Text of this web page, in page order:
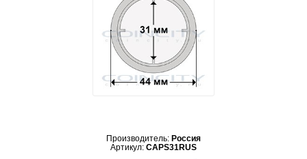
Производитель: Россия
Артикул: CAPS31RUS